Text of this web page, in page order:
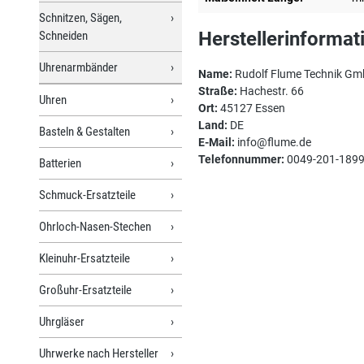
Schnitzen, Sägen,
Schneiden
Uhrenarmbänder
Uhren
Basteln & Gestalten
Batterien
Schmuck-Ersatzteile
Ohrloch-Nasen-Stechen
Kleinuhr-Ersatzteile
Großuhr-Ersatzteile
Uhrgläser
Uhrwerke nach Hersteller
Name: Rudolf Flume Technik
Straße: Hachestr. 66
Ort: 45127 Essen
Land: DE
E-Mail: info@flume.de
Telefonnummer: 0049-201-